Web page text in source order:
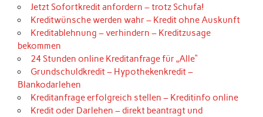
Jetzt Sofortkredit anfordern – trotz Schufa!
Kreditwünsche werden wahr – Kredit ohne Auskunft
Kreditablehnung – verhindern – Kreditzusage
bekommen
24 Stunden online Kreditanfrage für „Alle“
Grundschuldkredit – Hypothekenkredit –
Blankodarlehen
Kreditanfrage erfolgreich stellen – Kreditinfo online
Kredit oder Darlehen – direkt beantragt und